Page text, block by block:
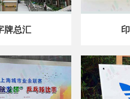
牌总汇